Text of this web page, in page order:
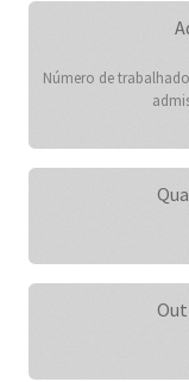
Número de